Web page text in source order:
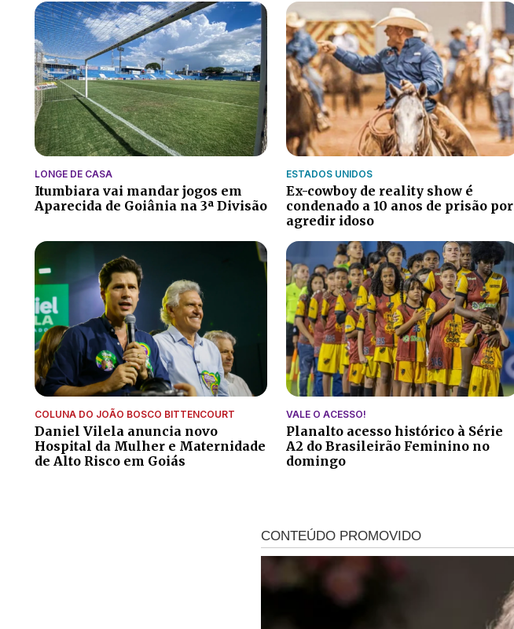
LONGE DE CASA
Itumbiara vai mandar jogos em
Aparecida de Goiânia na 3ª Divisão
ESTADOS UNIDOS
Ex-cowboy de reality show é
condenado a 10 anos de prisão por
agredir idoso
COLUNA DO JOÃO BOSCO BITTENCOURT
Daniel Vilela anuncia novo
Hospital da Mulher e Maternidade
de Alto Risco em Goiás
VALE O ACESSO!
Planalto acesso histórico à Série
A2 do Brasileirão Feminino no
domingo